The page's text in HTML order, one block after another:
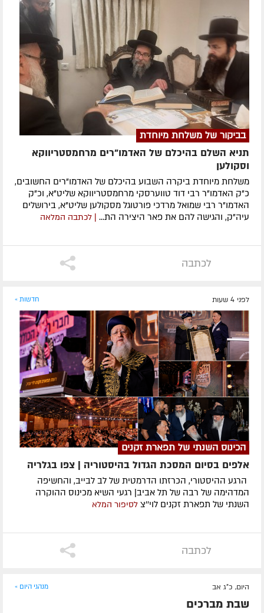
בביקור של משלחת מיוחדת
תניא השלם בהיכלם של האדמו"רים מרחמסטריווקא
וסקולען
משלחת מיוחדת ביקרה השבוע בהיכלם של האדמו"רים החשובים,
כ"ק האדמו"ר רבי דוד טווערסקי מרחמסטריווקא שליט"א, וכ"ק
האדמו"ר רבי שמואל מרדכי פורטוגל מסקולען שליט"א, בירושלים
עיה"ק, והגישה להם את פאר היצירה הת... | לכתבה המלאה
לכתבה
לפני 4 שעות חדשות »
הכינוס השנתי של תפארת זקנים
אלפים בסיום המסכת הגדול בהיסטוריה | צפו בגלריה
הרגע ההיסטורי, הכרזתו הדרמטית של לב לבייב, והחשיפה
המדהימה של רבה של תל אביב| רגעי השיא מכינוס ההוקרה
השנתי של תפארת זקנים לוי''צ לסיפור המלא
לכתבה
היום, כ"ג אב מנהגי היום »
שבת מברכים